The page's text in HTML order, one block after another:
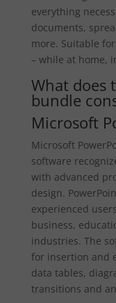
everything
documents,
more. Suitable
– while at home,
What does
bundle
Microsoft
Microsoft
software
with advanced
design.
experienced
business,
industries. The
for insertion and
data tables,
transitions and